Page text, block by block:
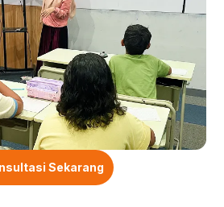
Sekarang